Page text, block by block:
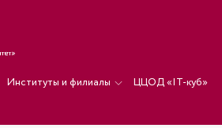
Институты и филиалы ЦЦОД «IT-куб»